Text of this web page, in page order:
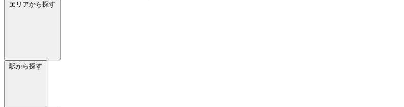
エリアから探す
駅から探す